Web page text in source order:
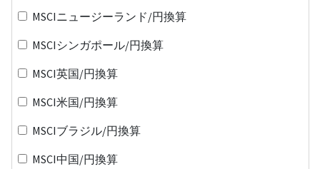
MSCIニュージーランド/円換算
MSCIシンガポール/円換算
MSCI英国/円換算
MSCI米国/円換算
MSCIブラジル/円換算
MSCI中国/円換算